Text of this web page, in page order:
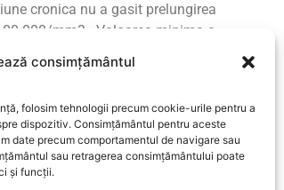
consimțământul
folosim tehnologii precum cookie-urile pentru a
dispozitiv. Consimțământul pentru aceste
date precum comportamentul de navigare sau
sau retragerea consimțământului poate
și funcții.
cronica nu a gasit prelungirea
mm3. Valoarea minima a
in conditii de siguranta, este
de paciente cu trombocite intre
a tulburarilor de coagulare:
sau a coagulatiei evidentiate